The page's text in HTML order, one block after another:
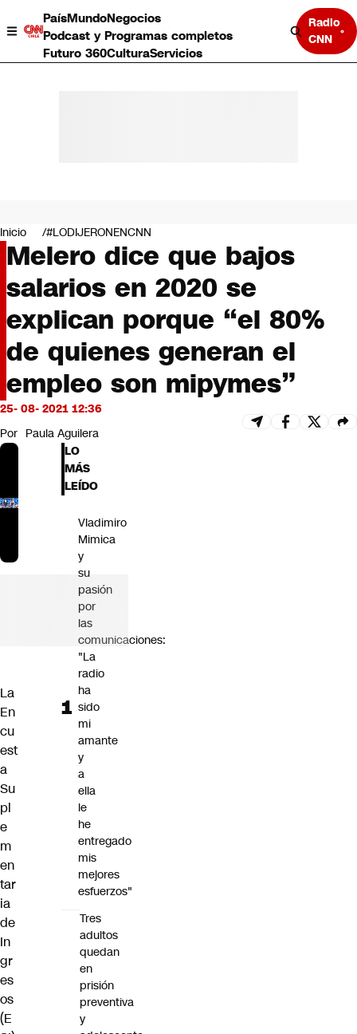
PaísMundoNegocios
Podcast y Programas completos
Futuro 360CulturaServicios
Radio
CNN
Negocios
Deportes
Programas completos
Cultura
Servicios
Bits
CNN Data
CNN tiempo
Futuro 360
Opinión
Inicio #LODIJERONENCNN
Melero dice que bajos
salarios en 2020 se
explican porque “el 80%
de quienes generan el
empleo son mipymes”
25- 08- 2021 12:36
Por Paula Aguilera
La
En
cu
est
a
Su
pl
e
m
en
tar
ia
de
In
gr
es
os
(E
LO
MÁS
LEÍDO
Vladimiro
Mimica
y
su
pasión
por
las
comunicaciones:
"La
radio
ha
sido
mi
amante
y
a
ella
le
he
entregado
mis
mejores
esfuerzos"
Tres
adultos
quedan
en
prisión
preventiva
y